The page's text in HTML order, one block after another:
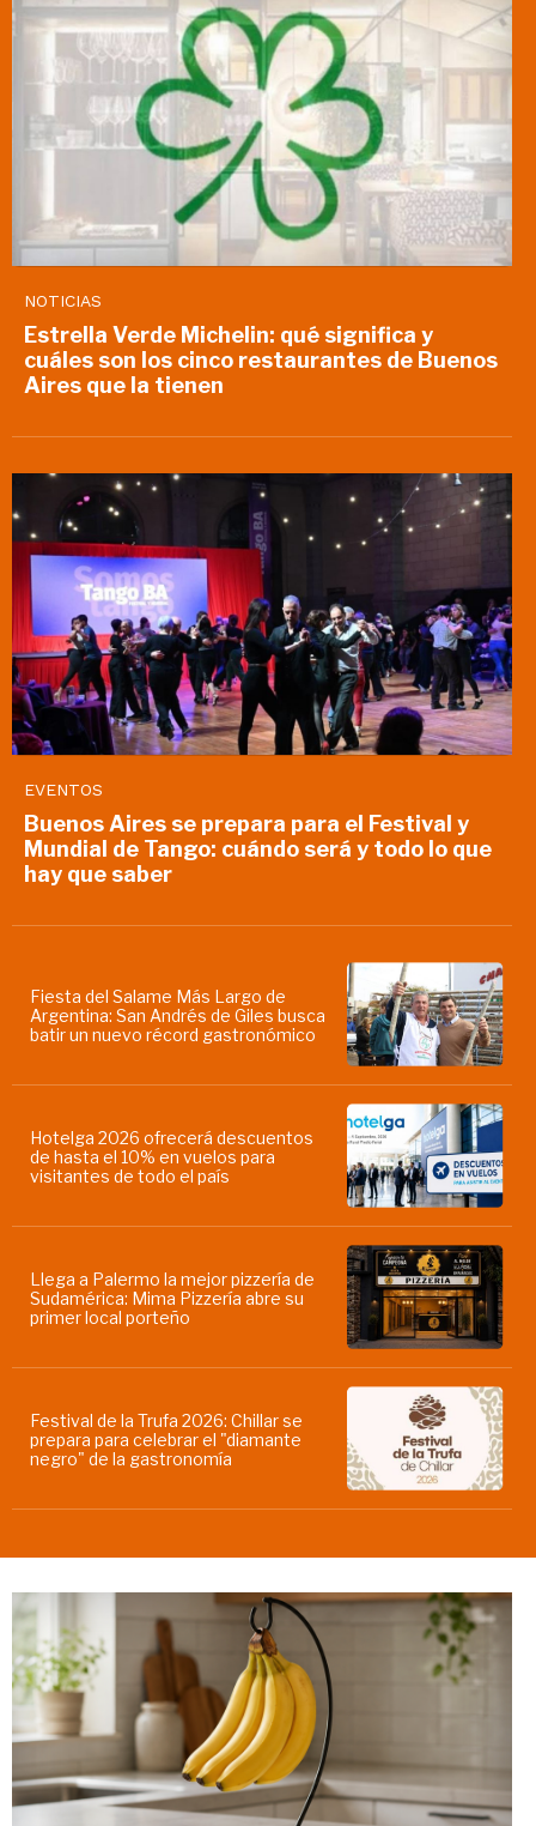
NOTICIAS
Estrella Verde Michelin: qué significa y
cuáles son los cinco restaurantes de Buenos
Aires que la tienen
EVENTOS
Buenos Aires se prepara para el Festival y
Mundial de Tango: cuándo será y todo lo que
hay que saber
Fiesta del Salame Más Largo de
Argentina: San Andrés de Giles busca
batir un nuevo récord gastronómico
Hotelga 2026 ofrecerá descuentos
de hasta el 10% en vuelos para
visitantes de todo el país
Llega a Palermo la mejor pizzería de
Sudamérica: Mima Pizzería abre su
primer local porteño
Festival de la Trufa 2026: Chillar se
prepara para celebrar el "diamante
negro" de la gastronomía